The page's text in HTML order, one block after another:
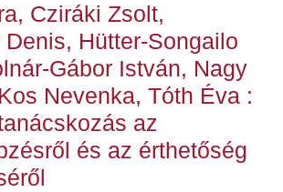
Cziráki Zsolt,
Hütter-Songailo
Gábor István, Nagy
Nevenka, Tóth Éva :
az
és az érthetőség